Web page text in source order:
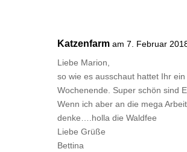
Katzenfarm am 7. Februar
Liebe Marion,
so wie es ausschaut hattet Ihr
Wochenende. Super schön sind
Wenn ich aber an die mega
denke….holla die Waldfee
Liebe Grüße
Bettina